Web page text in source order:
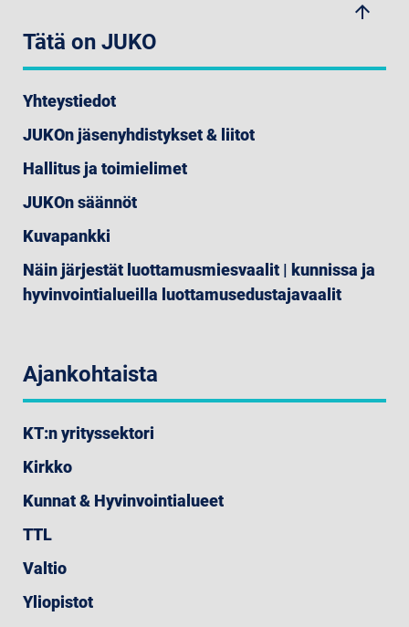
arrow_upwards
Tätä on JUKO
Yhteystiedot
JUKOn jäsenyhdistykset & liitot
Hallitus ja toimielimet
JUKOn säännöt
Kuvapankki
Näin järjestät luottamusmiesvaalit | kunnissa ja
hyvinvointialueilla luottamusedustajavaalit
Ajankohtaista
KT:n yrityssektori
Kirkko
Kunnat & Hyvinvointialueet
TTL
Valtio
Yliopistot